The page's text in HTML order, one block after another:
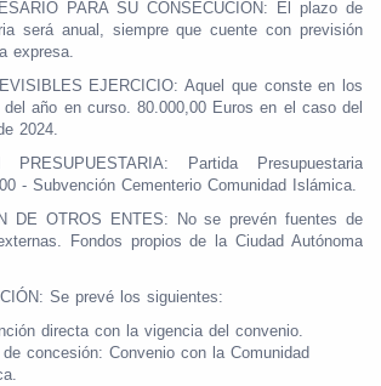
PARA SU CONSECUCIÓN: El plazo de
será anual, siempre que cuente con previsión
expresa.
EJERCICIO: Aquel que conste en los
del año en curso. 80.000,00 Euros en el caso del
2024.
PRESUPUESTARIA: Partida Presupuestaria
- Subvención Cementerio Comunidad Islámica.
DE OTROS ENTES: No se prevén fuentes de
Fondos propios de la Ciudad Autónoma
Se prevé los siguientes:
directa con la vigencia del convenio.
de concesión: Convenio con la Comunidad